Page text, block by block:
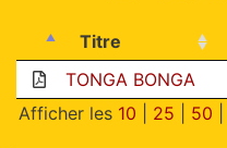
Titre
TONGA BONGA
Afficher les 10 25 50